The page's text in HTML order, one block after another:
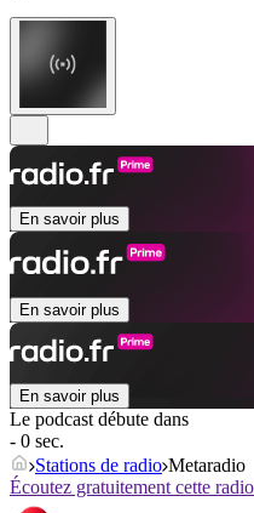
En savoir plus
En savoir plus
En savoir plus
Le podcast débute dans
- 0 sec.
Stations de radio Metaradio
Écoutez gratuitement cette